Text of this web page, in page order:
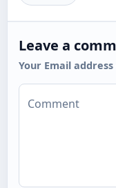
Leave a
Your Email
Comment